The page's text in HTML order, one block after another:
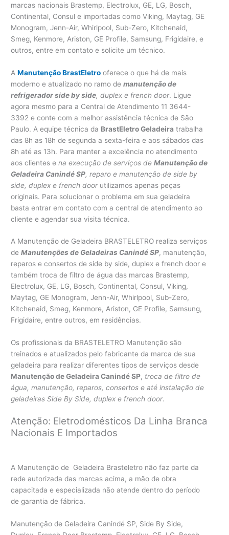
marcas nacionais Brastemp, Electrolux, GE, LG, Bosch,
Continental, Consul e importadas como Viking, Maytag, GE
Monogram, Jenn-Air, Whirlpool, Sub-Zero, Kitchenaid,
Smeg, Kenmore, Ariston, GE Profile, Samsung, Frigidaire, e
outros, entre em contato e solicite um técnico.
AManutenção BrastEletro oferece o que há de mais
moderno e atualizado no ramo demanutenção de
refrigerador side by side, duplex e french door. Ligue
agora mesmo para a Central de Atendimento 11 3644-
3392 e conte com a melhor assistência técnica de São
Paulo. A equipe técnica da BrastEletro Geladeira trabalha
das 8h as 18h de segunda a sexta-feira e aos sábados das
8h até as 13h. Para manter a excelência no atendimento
aos clientes ena execução de serviços deManutenção de
Geladeira Canindé SP, reparo e manutenção de side by
side, duplex e french door utilizamos apenas peças
originais. Para solucionar o problema em sua geladeira
basta entrar em contato com a central de atendimento ao
cliente e agendar sua visita técnica.
A Manutenção de Geladeira BRASTELETRO realiza serviços
deManutenções de Geladeiras Canindé SP, manutenção,
reparos e consertos de side by side, duplex e french door e
também troca de filtro de água das marcas Brastemp,
Electrolux, GE, LG, Bosch, Continental, Consul, Viking,
Maytag, GE Monogram, Jenn-Air, Whirlpool, Sub-Zero,
Kitchenaid, Smeg, Kenmore, Ariston, GE Profile, Samsung,
Frigidaire, entre outros, em residências.
Os profissionais da BRASTELETRO Manutenção são
treinados e atualizados pelo fabricante da marca de sua
geladeira para realizar diferentes tipos de serviços desde
Manutenção de Geladeira Canindé SP, troca de filtro de
água, manutenção, reparos, consertos e até instalação de
geladeiras Side By Side, duplex e french door.
Atenção: Eletrodomésticos Da Linha Branca
Nacionais E Importados
A Manutenção de Geladeira Brasteletro não faz parte da
rede autorizada das marcas acima, a mão de obra
capacitada e especializada não atende dentro do período
de garantia de fábrica.
Manutenção de Geladeira Canindé SP, Side By Side,